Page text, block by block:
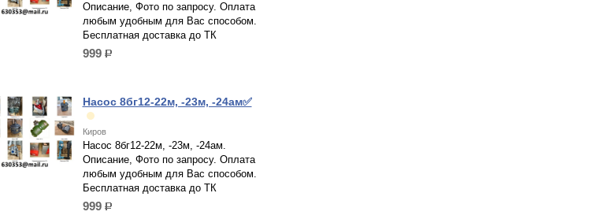
Описание, Фото по запросу. Оплата
любым удобным для Вас способом.
Бесплатная доставка до ТК
999 р.
Насос 8бг12-22м, -23м, -24ам✅
Киров
Насос 8бг12-22м, -23м, -24ам.
Описание, Фото по запросу. Оплата
любым удобным для Вас способом.
Бесплатная доставка до ТК
999 р.